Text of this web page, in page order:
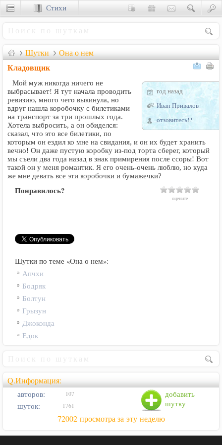
Шутки Она о нем
Кладовщик
год назад
Иван Привалов
отзовитесь!?
Мой муж никогда ничего не
выбрасывает! Я тут начала проводить
ревизию, много чего выкинула, но
вдруг нашла коробочку с билетиками
на транспорт за три прошлых года.
Хотела выбросить, а он обиделся:
сказал, что это все билетики, по
которым он ездил ко мне на свидания, и он их будет хранить
вечно! Он даже пустую коробку из-под торта сберег, который
мы съели два года назад в знак примирения после ссоры! Вот
такой он у меня романтик. Я его очень-очень люблю, но куда
же мне девать все эти коробочки и бумажечки?
Понравилось?
оцените
Шутки по теме «Она о нем»:
Апчхи
Бодряк
Болтун
Грызун
Джоконда
Едок
Q.Информация:
добавить
шутку
авторов: 107
шуток: 1761
72002 просмотра за эту неделю
Стихи